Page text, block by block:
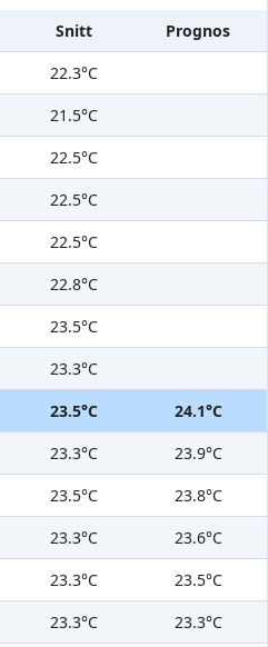
Snitt
Prognos
22.3°C
21.5°C
22.5°C
22.5°C
22.5°C
22.8°C
23.5°C
23.3°C
23.5°C
24.1°C
23.3°C
23.9°C
23.5°C
23.8°C
23.3°C
23.6°C
23.3°C
23.5°C
23.3°C
23.3°C